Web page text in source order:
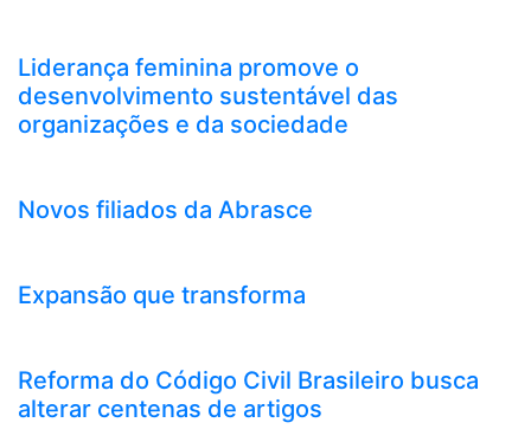
Liderança feminina promove o
desenvolvimento sustentável das
organizações e da sociedade
Novos filiados da Abrasce
Expansão que transforma
Reforma do Código Civil Brasileiro busca
alterar centenas de artigos